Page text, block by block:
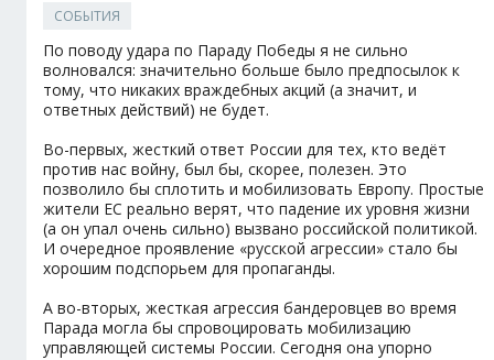
СОБЫТИЯ
По поводу удара по Параду Победы я не сильно
волновался: значительно больше было предпосылок к
тому, что никаких враждебных акций (а значит, и
ответных действий) не будет.
Во-первых, жесткий ответ России для тех, кто ведёт
против нас войну, был бы, скорее, полезен. Это
позволило бы сплотить и мобилизовать Европу. Простые
жители ЕС реально верят, что падение их уровня жизни
(а он упал очень сильно) вызвано российской политикой.
И очередное проявление «русской агрессии» стало бы
хорошим подспорьем для пропаганды.
А во-вторых, жесткая агрессия бандеровцев во время
Парада могла бы спровоцировать мобилизацию
управляющей системы России. Сегодня она упорно